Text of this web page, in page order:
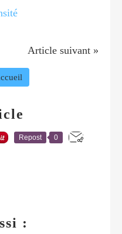
Article suivant »
Repost 0
: